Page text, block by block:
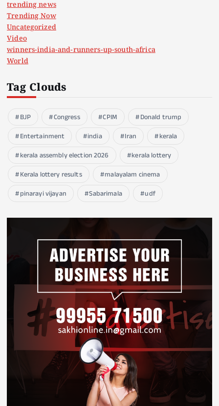
trending news
Trending Now
Uncategorized
Video
winners-india-and-runners-up-south-africa
World
Tag Clouds
BJP Congress CPIM
Donald trump
Entertainment
india Iran
kerala
kerala assembly election 2026
kerala lottery
Kerala lottery results
malayalam cinema
pinarayi vijayan
Sabarimala udf